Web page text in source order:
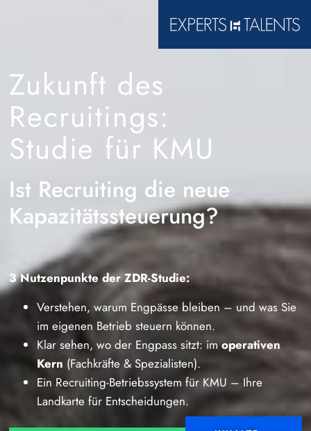
Zukunft des
Recruitings:
Studie für KMU
Ist Recruiting die neue
Kapazitätssteuerung?
3 Nutzenpunkte der ZDR-Studie:
Verstehen, warum Engpässe bleiben – und was Sie
im eigenen Betrieb steuern können.
Klar sehen, wo der Engpass sitzt: imoperativen
Kern (Fachkräfte & Spezialisten).
Ein Recruiting-Betriebssystem für KMU – Ihre
Landkarte für Entscheidungen.